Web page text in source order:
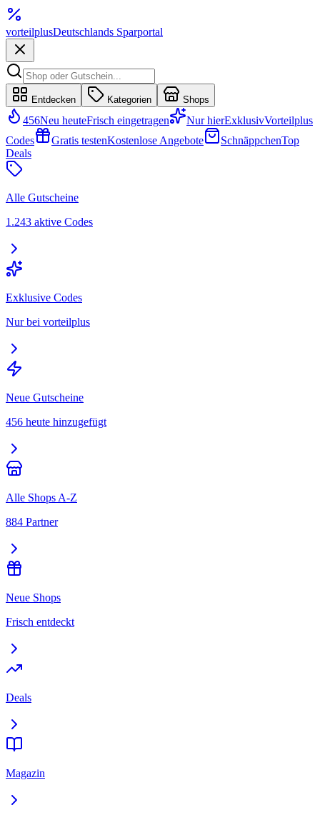
vorteilplusDeutschlands Sparportal
Entdecken Kategorien Shops
456Neu heuteFrisch eingetragen Nur hierExklusivVorteilplus
Codes
Gratis testenKostenlose Angebote SchnäppchenTop
Deals
Alle Gutscheine
1.243 aktive Codes
Exklusive Codes
Nur bei vorteilplus
Neue Gutscheine
456 heute hinzugefügt
Alle Shops A-Z
884 Partner
Neue Shops
Frisch entdeckt
Deals
Magazin